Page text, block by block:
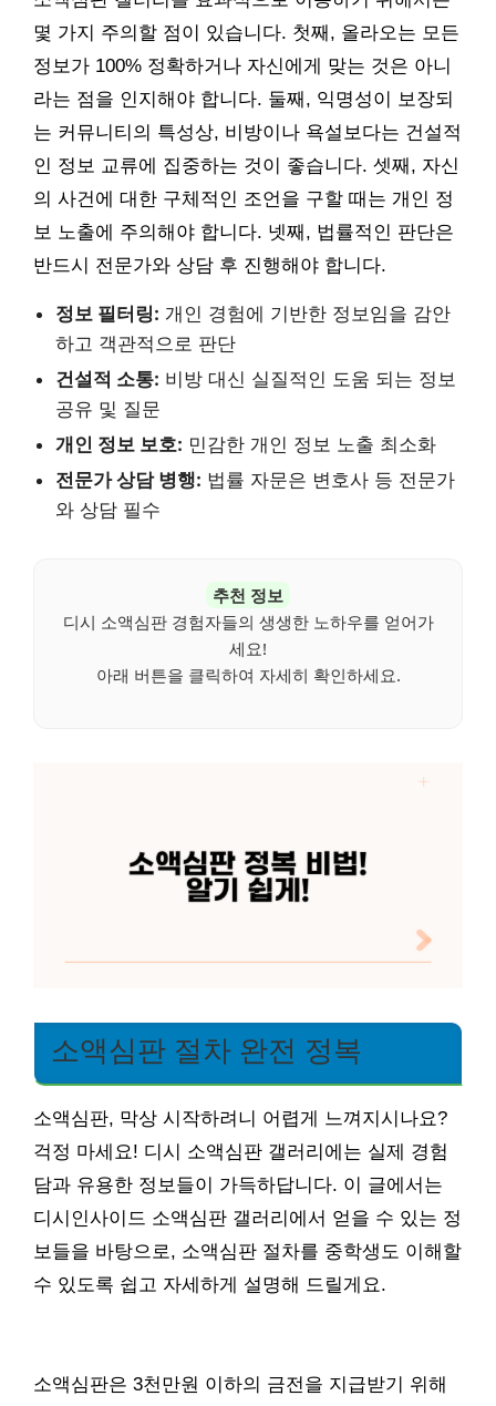
몇 가지 주의할 점이 있습니다. 첫째, 올라오는 모든
정보가 100% 정확하거나 자신에게 맞는 것은 아니
라는 점을 인지해야 합니다. 둘째, 익명성이 보장되
는 커뮤니티의 특성상, 비방이나 욕설보다는 건설적
인 정보 교류에 집중하는 것이 좋습니다. 셋째, 자신
의 사건에 대한 구체적인 조언을 구할 때는 개인 정
보 노출에 주의해야 합니다. 넷째, 법률적인 판단은
반드시 전문가와 상담 후 진행해야 합니다.
정보 필터링: 개인 경험에 기반한 정보임을 감안
하고 객관적으로 판단
건설적 소통: 비방 대신 실질적인 도움 되는 정보
공유 및 질문
개인 정보 보호: 민감한 개인 정보 노출 최소화
전문가 상담 병행: 법률 자문은 변호사 등 전문가
와 상담 필수
추천 정보
디시 소액심판 경험자들의 생생한 노하우를 얻어가
세요!
아래 버튼을 클릭하여 자세히 확인하세요.
소액심판 절차 완전 정복
소액심판, 막상 시작하려니 어렵게 느껴지시나요?
걱정 마세요! 디시 소액심판 갤러리에는 실제 경험
담과 유용한 정보들이 가득하답니다. 이 글에서는
디시인사이드 소액심판 갤러리에서 얻을 수 있는 정
보들을 바탕으로, 소액심판 절차를 중학생도 이해할
수 있도록 쉽고 자세하게 설명해 드릴게요.
소액심판은 3천만원 이하의 금전을 지급받기 위해